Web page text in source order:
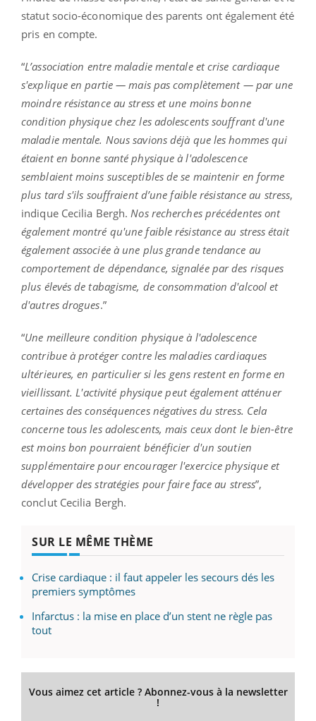
statut socio-économique des parents ont également été
pris en compte.
“L’association entre maladie mentale et crise cardiaque
s'explique en partie — mais pas complètement — par une
moindre résistance au stress et une moins bonne
condition physique chez les adolescents souffrant d'une
maladie mentale. Nous savions déjà que les hommes qui
étaient en bonne santé physique à l'adolescence
semblaient moins susceptibles de se maintenir en forme
plus tard s'ils souffraient d’une faible résistance au stress,
indique Cecilia Bergh. Nos recherches précédentes ont
également montré qu'une faible résistance au stress était
également associée à une plus grande tendance au
comportement de dépendance, signalée par des risques
plus élevés de tabagisme, de consommation d'alcool et
d'autres drogues.”
“Une meilleure condition physique à l'adolescence
contribue à protéger contre les maladies cardiaques
ultérieures, en particulier si les gens restent en forme en
vieillissant. L'activité physique peut également atténuer
certaines des conséquences négatives du stress. Cela
concerne tous les adolescents, mais ceux dont le bien-être
est moins bon pourraient bénéficier d'un soutien
supplémentaire pour encourager l'exercice physique et
développer des stratégies pour faire face au stress”,
conclut Cecilia Bergh.
SUR LE MÊME THÈME
Crise cardiaque : il faut appeler les secours dés les
premiers symptômes
Infarctus : la mise en place d’un stent ne règle pas
tout
Vous aimez cet article ? Abonnez-vous à la newsletter
!